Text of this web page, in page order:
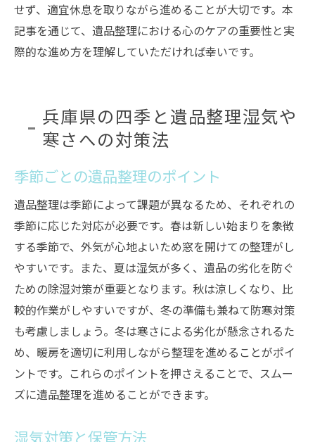
せず、適宜休息を取りながら進めることが大切です。本
記事を通じて、遺品整理における心のケアの重要性と実
際的な進め方を理解していただければ幸いです。
兵庫県の四季と遺品整理湿気や
寒さへの対策法
季節ごとの遺品整理のポイント
遺品整理は季節によって課題が異なるため、それぞれの
季節に応じた対応が必要です。春は新しい始まりを象徴
する季節で、外気が心地よいため窓を開けての整理がし
やすいです。また、夏は湿気が多く、遺品の劣化を防ぐ
ための除湿対策が重要となります。秋は涼しくなり、比
較的作業がしやすいですが、冬の準備も兼ねて防寒対策
も考慮しましょう。冬は寒さによる劣化が懸念されるた
め、暖房を適切に利用しながら整理を進めることがポイ
ントです。これらのポイントを押さえることで、スムー
ズに遺品整理を進めることができます。
湿気対策と保管方法